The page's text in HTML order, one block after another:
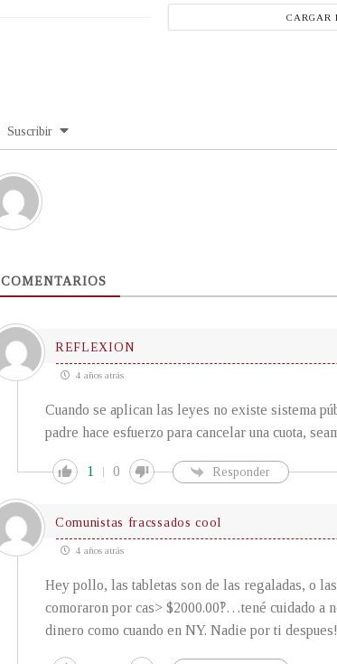
CARGAR
Suscribir
COMENTARIOS
REFLEXION
4 años atrás
Cuando se aplican las leyes no existe sistema
padre hace esfuerzo para cancelar una cuota,
1 0 Responder
Comunistas fracssados cool
4 años atrás
Hey pollo, las tabletas son de las regaladas, o
comoraron por cas> $2000.00‽…tené cuidado a
dinero como cuando en NY. Nadie por ti despues!